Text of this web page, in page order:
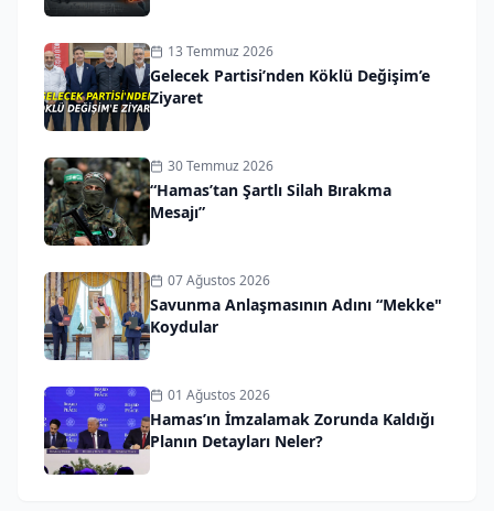
13 Temmuz 2026
Gelecek Partisi’nden Köklü Değişim’e
Ziyaret
30 Temmuz 2026
“Hamas’tan Şartlı Silah Bırakma
Mesajı”
07 Ağustos 2026
Savunma Anlaşmasının Adını “Mekke"
Koydular
01 Ağustos 2026
Hamas’ın İmzalamak Zorunda Kaldığı
Planın Detayları Neler?